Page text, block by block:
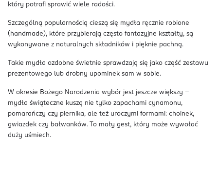
który potrafi sprawić wiele radości.
Szczególną popularnością cieszą się mydła ręcznie robione
(handmade), które przybierają często fantazyjne kształty, są
wykonywane z naturalnych składników i pięknie pachną.
Takie mydła ozdobne świetnie sprawdzają się jako część zestawu
prezentowego lub drobny upominek sam w sobie.
W okresie Bożego Narodzenia wybór jest jeszcze większy –
mydła świąteczne kuszą nie tylko zapachami cynamonu,
pomarańczy czy piernika, ale też uroczymi formami: choinek,
gwiazdek czy bałwanków. To mały gest, który może wywołać
duży uśmiech.